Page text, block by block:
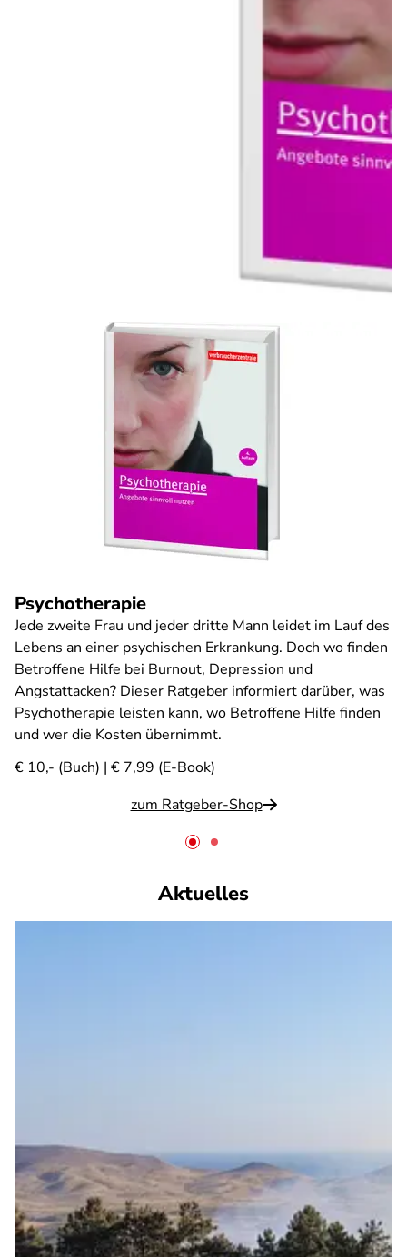
Psychotherapie
Jede zweite Frau und jeder dritte Mann leidet im Lauf des
Lebens an einer psychischen Erkrankung. Doch wo finden
Betroffene Hilfe bei Burnout, Depression und
Angstattacken? Dieser Ratgeber informiert darüber, was
Psychotherapie leisten kann, wo Betroffene Hilfe finden
und wer die Kosten übernimmt.
€ 10,- (Buch) | € 7,99 (E-Book)
zum Ratgeber-Shop
Aktuelles